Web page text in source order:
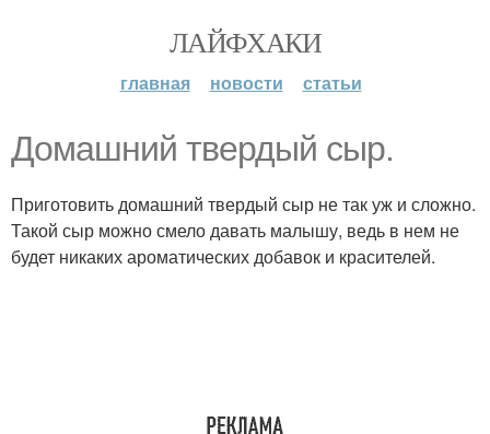
ЛАЙФХАКИ
главная новости статьи
Домашний твердый сыр.
Приготовить домашний твердый сыр не так уж и сложно.
Такой сыр можно смело давать малышу, ведь в нем не
будет никаких ароматических добавок и красителей.